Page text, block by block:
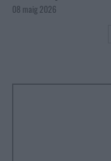
08 maig 2026